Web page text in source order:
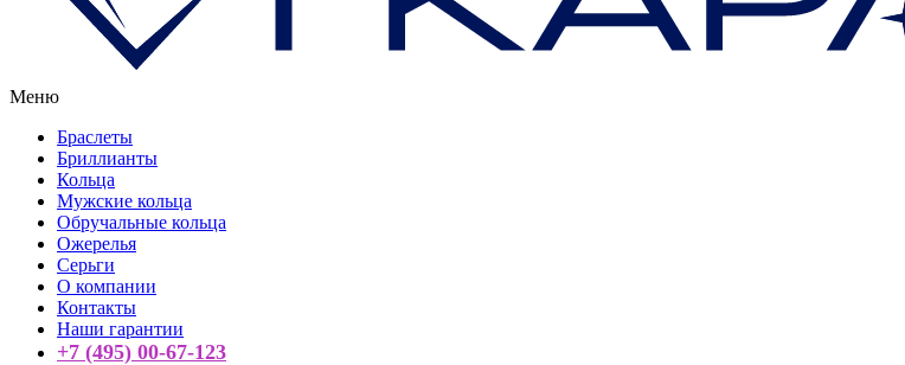
Меню
Браслеты
Бриллианты
Кольца
Мужские кольца
Обручальные кольца
Ожерелья
Серьги
О компании
Контакты
Наши гарантии
+7 (495) 00-67-123